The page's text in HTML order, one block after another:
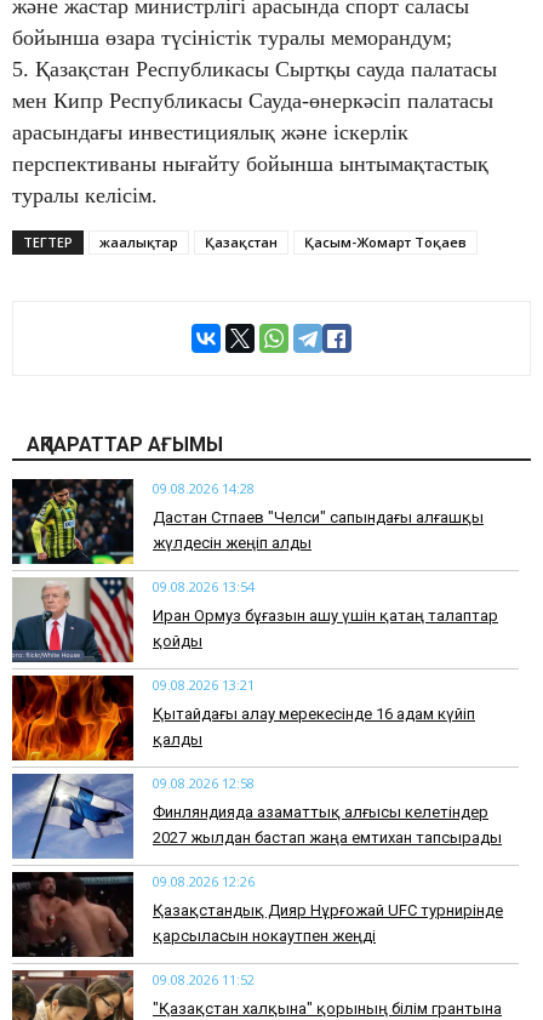
және жастар министрлігі арасында спорт саласы
бойынша өзара түсіністік туралы меморандум;
5. Қазақстан Республикасы Сыртқы сауда палатасы
мен Кипр Республикасы Сауда-өнеркәсіп палатасы
арасындағы инвестициялық және іскерлік
перспективаны нығайту бойынша ынтымақтастық
туралы келісім.
ТЕГТЕР жаңалықтар Қазақстан Қасым-Жомарт Тоқаев
АҚПАРАТТАР АҒЫМЫ
09.08.2026 14:28
Дастан Сәтпаев "Челси" сапындағы алғашқы
жүлдесін жеңіп алды
09.08.2026 13:54
Иран Ормуз бұғазын ашу үшін қатаң талаптар
қойды
09.08.2026 13:21
Қытайдағы алау мерекесінде 16 адам күйіп
қалды
09.08.2026 12:58
Финляндияда азаматтық алғысы келетіндер
2027 жылдан бастап жаңа емтихан тапсырады
09.08.2026 12:26
Қазақстандық Дияр Нұрғожай UFC турнирінде
қарсыласын нокаутпен жеңді
09.08.2026 11:52
"Қазақстан халқына" қорының білім грантына